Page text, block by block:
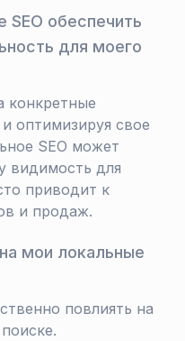
обеспечить
для моего
конкретные
оптимизируя свое
SEO может
видимость для
приводит к
и продаж.
мои локальные
повлиять на